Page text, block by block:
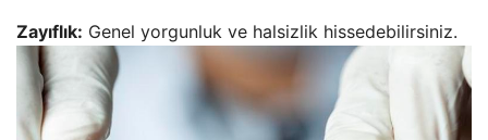
Zayıflık: Genel yorgunluk ve halsizlik hissedebilirsiniz.